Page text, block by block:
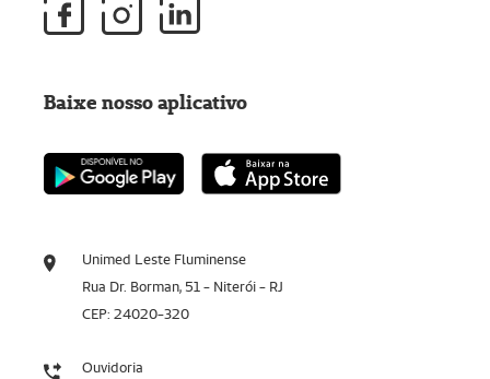
Unimed Leste Fluminense
Rua Dr. Borman, 51 - Niterói - RJ
CEP: 24020-320
Ouvidoria
Baixe nosso aplicativo